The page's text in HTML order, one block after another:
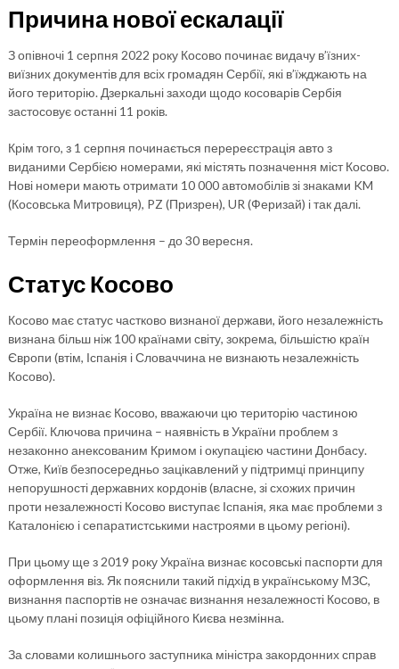
Причина нової ескалації
З опівночі 1 серпня 2022 року Косово починає видачу в’їзних-
виїзних документів для всіх громадян Сербії, які в’їжджають на
його територію. Дзеркальні заходи щодо косоварів Сербія
застосовує останні 11 років.
Крім того, з 1 серпня починається перереєстрація авто з
виданими Сербією номерами, які містять позначення міст Косово.
Нові номери мають отримати 10 000 автомобілів зі знаками KM
(Косовська Митровиця), PZ (Призрен), UR (Феризай) і так далі.
Термін переоформлення – до 30 вересня.
Статус Косово
Косово має статус частково визнаної держави, його незалежність
визнана більш ніж 100 країнами світу, зокрема, більшістю країн
Європи (втім, Іспанія і Словаччина не визнають незалежність
Косово).
Україна не визнає Косово, вважаючи цю територію частиною
Сербії. Ключова причина – наявність в України проблем з
незаконно анексованим Кримом і окупацією частини Донбасу.
Отже, Київ безпосередньо зацікавлений у підтримці принципу
непорушності державних кордонів (власне, зі схожих причин
проти незалежності Косово виступає Іспанія, яка має проблеми з
Каталонією і сепаратистськими настроями в цьому регіоні).
При цьому ще з 2019 року Україна визнає косовські паспорти для
оформлення віз. Як пояснили такий підхід в українському МЗС,
визнання паспортів не означає визнання незалежності Косово, в
цьому плані позиція офіційного Києва незмінна.
За словами колишнього заступника міністра закордонних справ